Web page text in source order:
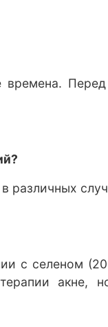
времена.
различных
с селеном
акне,